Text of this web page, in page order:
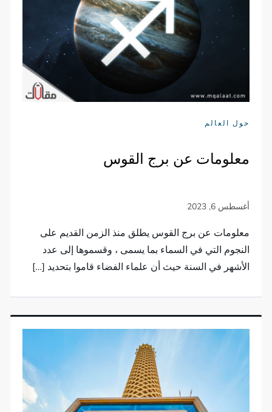
حول العالم
معلومات عن برج القوس
معلومات عن برج القوس يطلق منذ الزمن القديم على
النجوم التي في السماء بما يسمى ، وقسموها إلى عدد
الأشهر في السنة حيث أن علماء الفضاء قاموا بتحديد […]